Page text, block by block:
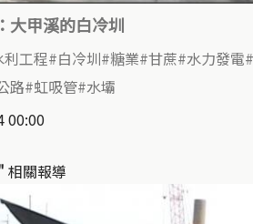
大甲溪的白冷圳
利工程 白冷圳 糖業 甘蔗 水力發電
路 虹吸管 水壩
00:00
相關報導